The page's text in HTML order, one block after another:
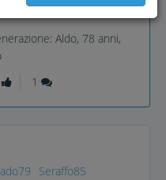
Aldo, 78 anni,
1
Seraffo85